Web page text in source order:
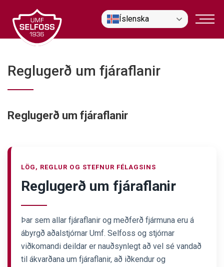
efni
Íslenska
Reglugerð um fjáraflanir
Reglugerð um fjáraflanir
LÖG, REGLUR OG STEFNUR FÉLAGSINS
Reglugerð um fjáraflanir
Þar sem allar fjáraflanir og meðferð fjármuna eru á
ábyrgð aðalstjórnar Umf. Selfoss og stjórnar
viðkomandi deildar er nauðsynlegt að vel sé vandað
til ákvarðana um fjáraflanir, að iðkendur og